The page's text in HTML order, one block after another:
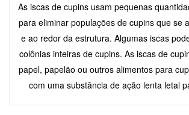
As iscas de cupins usam pequenas
para eliminar populações de cupins que se
e ao redor da estrutura. Algumas iscas
colônias inteiras de cupins. As iscas de
papel, papelão ou outros alimentos para
com uma substância de ação lenta letal